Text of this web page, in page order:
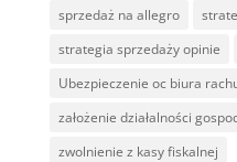
sprzedaż na allegro
strategia sprzedaży opinie
Ubezpieczenie oc biura
założenie działalności
zwolnienie z kasy fiskalnej